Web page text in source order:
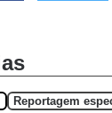
Reportagem